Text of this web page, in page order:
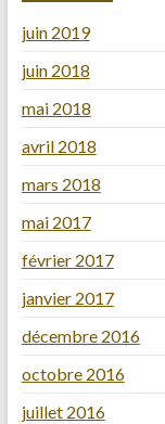
juin 2019
juin 2018
mai 2018
avril 2018
mars 2018
mai 2017
février 2017
janvier 2017
décembre 2016
octobre 2016
juillet 2016